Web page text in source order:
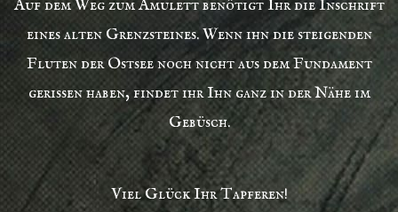
Auf dem Weg zum Amulett benötigt Ihr die Inschrift
eines alten Grenzsteines. Wenn ihn die steigenden
Fluten der Ostsee noch nicht aus dem Fundament
gerissen haben, findet ihr Ihn ganz in der Nähe im
Gebüsch.
Viel Glück Ihr Tapferen!